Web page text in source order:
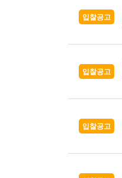
입찰공고
입찰공고
입찰공고